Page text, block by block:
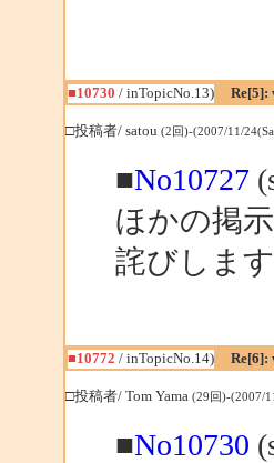
■10730 / inTopicNo.13) Re[5]:
□投稿者/ satou (2回)-(2007/11/
■No10727
ほかの掲
詫びします
■10772 / inTopicNo.14) Re[6]:
□投稿者/ Tom Yama (29回)-(2007/
■No10730